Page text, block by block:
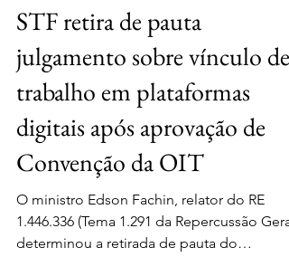
principais novidades, nos termos de ato
regulamentar, todas as petições iniciais de
ações originárias e as petições de recursos
dirigidas ao STJ dev
STF retira de pauta
julgamento sobre vínculo de
trabalho em plataformas
digitais após aprovação de
Convenção da OIT
O ministro Edson Fachin, relator do RE
1.446.336 (Tema 1.291 da Repercussão
determinou a retirada de pauta do